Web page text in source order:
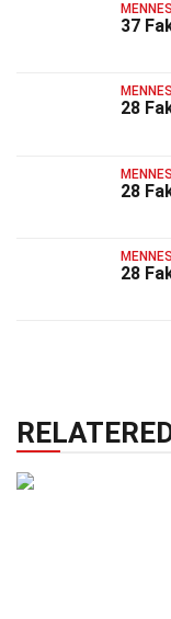
37
28
28
28